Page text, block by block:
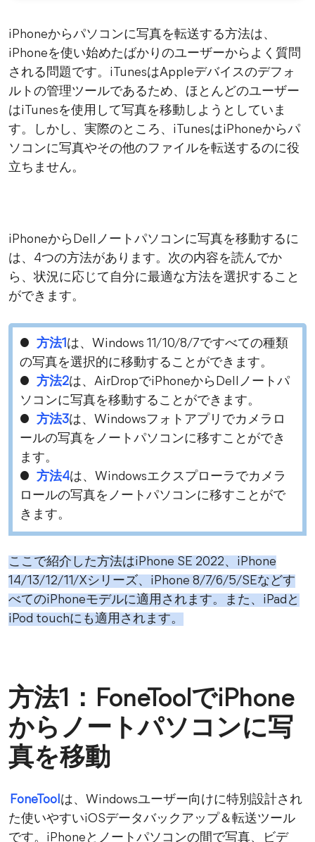
iPhoneからパソコンに写真を転送する方法は、
iPhoneを使い始めたばかりのユーザーからよく質問
される問題です。iTunesはAppleデバイスのデフォ
ルトの管理ツールであるため、ほとんどのユーザー
はiTunesを使用して写真を移動しようとしていま
す。しかし、実際のところ、iTunesはiPhoneからパ
ソコンに写真やその他のファイルを転送するのに役
立ちません。
iPhoneからDellノートパソコンに写真を移動するに
は、4つの方法があります。次の内容を読んでか
ら、状況に応じて自分に最適な方法を選択すること
ができます。
● 方法1は、Windows 11/10/8/7ですべての種類
の写真を選択的に移動することができます。
● 方法2は、AirDropでiPhoneからDellノートパ
ソコンに写真を移動することができます。
● 方法3は、Windowsフォトアプリでカメラロ
ールの写真をノートパソコンに移すことができ
ます。
● 方法4は、Windowsエクスプローラでカメラ
ロールの写真をノートパソコンに移すことがで
きます。
ここで紹介した方法はiPhone SE 2022、iPhone
14/13/12/11/Xシリーズ、iPhone 8/7/6/5/SEなどす
べてのiPhoneモデルに適用されます。また、iPadと
iPod touchにも適用されます。
方法1：FoneToolでiPhone
からノートパソコンに写
真を移動
FoneToolは、Windowsユーザー向けに特別設計され
た使いやすいiOSデータバックアップ＆転送ツール
です。iPhoneとノートパソコンの間で写真、ビデ